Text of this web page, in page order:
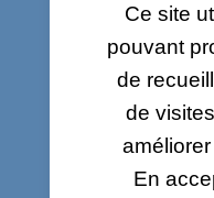
Ce site
pouvant
de
de
En
Les appels
Je n'ai pas
mon
eSim